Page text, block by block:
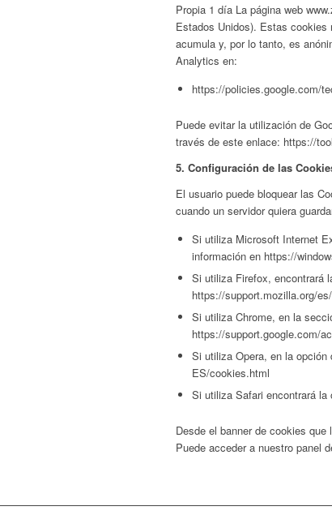
Propia 1 día La página web
Estados Unidos). Estas cookies
acumula y, por lo tanto, es
Analytics en:
https://policies.google.com/
Puede evitar la utilización de
través de este enlace: https://
5. Configuración de las
El usuario puede bloquear las
cuando un servidor quiera
Si utiliza Microsoft Internet
información en https://
Si utiliza Firefox, encontrará
https://support.mozilla.org/
Si utiliza Chrome, en la
https://support.google.com/
Si utiliza Opera, en la opción
ES/cookies.html
Si utiliza Safari encontrará
Desde el banner de cookies
Puede acceder a nuestro panel